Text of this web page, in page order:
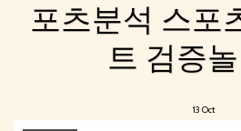
포츠분석 스포
트 검증
13 Oct